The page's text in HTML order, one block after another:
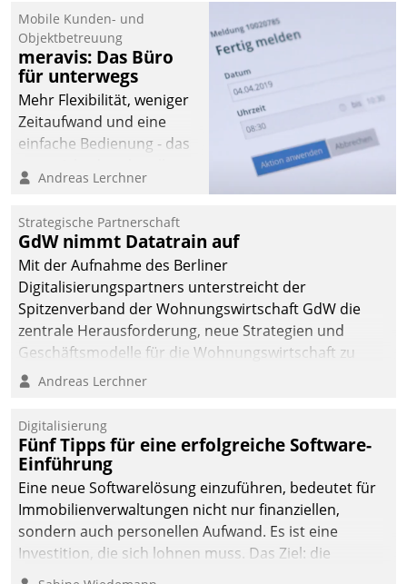
integrieren.
Mobile Kunden- und
Objektbetreuung
meravis: Das Büro
für unterwegs
Mehr Flexibilität, weniger
Zeitaufwand und eine
einfache Bedienung - das
Cockpit für mobile
Datatrain. Die meravis
Wohnungsbau- und
Immobilien GmbH hat
sich dabei für den Betrieb
der Lösung über die SAP
Cloud Platform
entschieden - als erstes
Unternehmen am
Andreas Lerchner
Strategische Partnerschaft
GdW nimmt Datatrain auf
Mit der Aufnahme des Berliner
Digitalisierungspartners unterstreicht der
Spitzenverband der Wohnungswirtschaft GdW die
zentrale Herausforderung, neue Strategien und
Geschäftsmodelle für die Wohnungswirtschaft zu
entwickeln.
Andreas Lerchner
Digitalisierung
Fünf Tipps für eine erfolgreiche Software-
Einführung
Eine neue Softwarelösung einzuführen, bedeutet für
Immobilienverwaltungen nicht nur finanziellen,
sondern auch personellen Aufwand. Es ist eine
Investition, die sich lohnen muss. Das Ziel: die
nachhaltige Optimierung der Geschäftsabläufe. Damit